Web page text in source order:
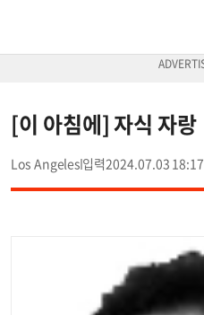
[이 아침에] 자식 자랑
Los Angeles 2024.07.03 18:17